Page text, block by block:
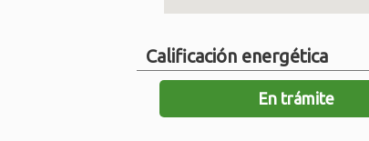
Calificación energética
En trámite